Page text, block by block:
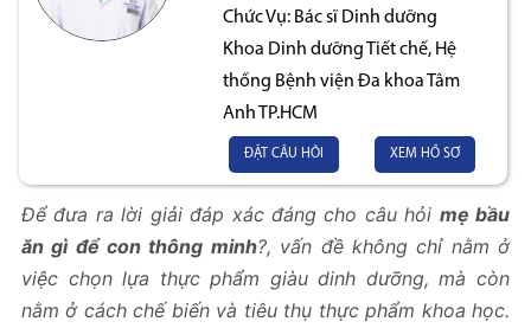
Chức Vụ: Bác sĩ Dinh dưỡng
Khoa Dinh dưỡng Tiết chế, Hệ
thống Bệnh viện Đa khoa Tâm
Anh TP.HCM
ĐẶT CÂU HỎI XEM HỒ SƠ
Để đưa ra lời giải đáp xác đáng cho câu hỏi mẹ bầu
ăn gì để con thông minh?, vấn đề không chỉ nằm ở
việc chọn lựa thực phẩm giàu dinh dưỡng, mà còn
nằm ở cách chế biến và tiêu thụ thực phẩm khoa học.